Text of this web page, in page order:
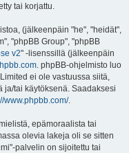
tai korjattu.
(jälkeenpäin "he", "heidät",
"phpBB Group", "phpBB
v2" -lisenssillä (jälkeenpäin
. phpBB-ohjelmisto luo
ei ole vastuussa siitä,
ja/tai käytöksenä. Saadaksesi
www.phpbb.com/.
epämoraalista tai
olevia lakeja oli se sitten
palvelin on sijoitettu tai